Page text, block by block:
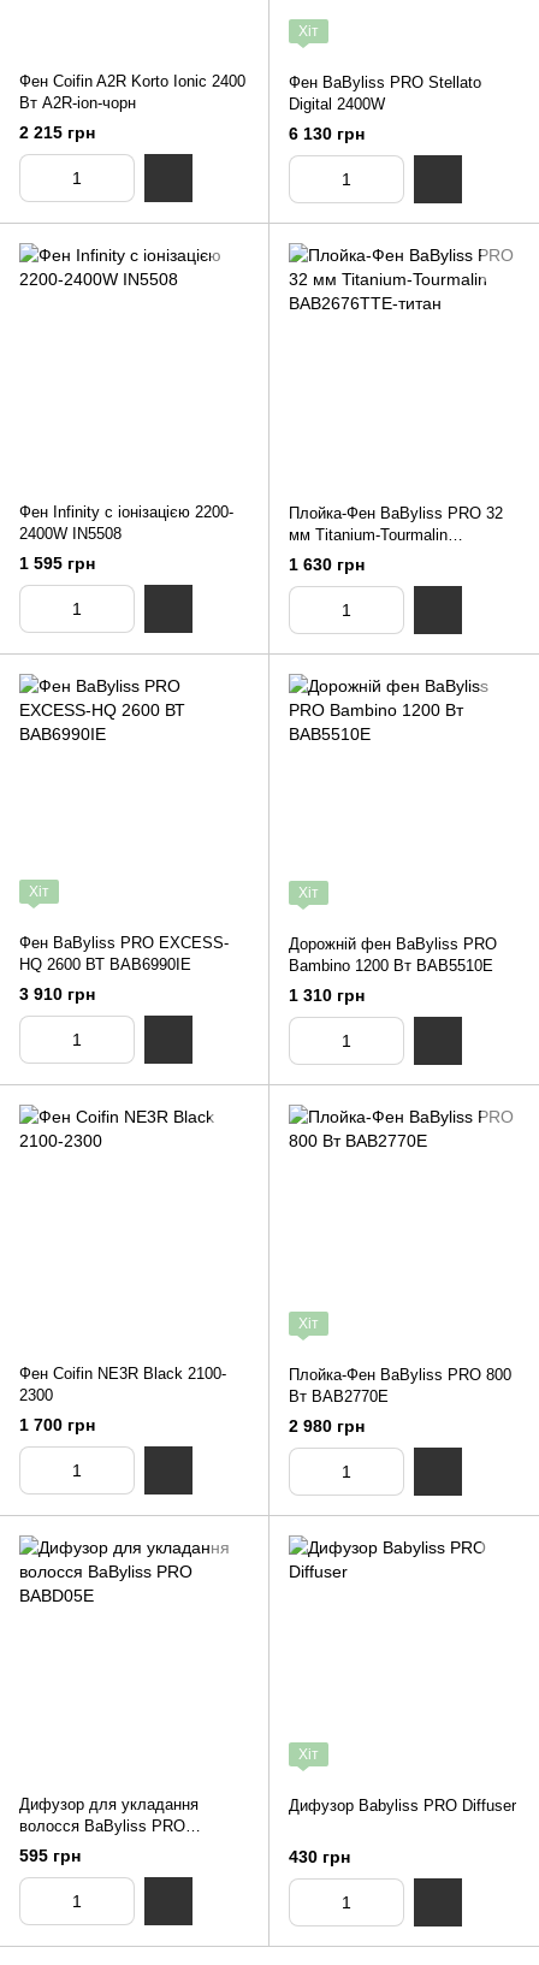
Фен Coifin A2R Korto Ionic 2400
Вт A2R-ion-чорн
2 215 грн
Хіт
Фен BaByliss PRO Stellato
Digital 2400W
6 130 грн
Фен Infinity c іонізацією 2200-
2400W IN5508
1 595 грн
Плойка-Фен BaByliss PRO 32
мм Titanium-Tourmalin
BAB2676TTE-титан
1 630 грн
Хіт
Фен BaByliss PRO EXCESS-
HQ 2600 ВТ BAB6990IE
3 910 грн
Хіт
Дорожній фен BaByliss PRO
Bambino 1200 Вт BAB5510E
1 310 грн
Фен Coifin NE3R Black 2100-
2300
1 700 грн
Хіт
Плойка-Фен BaByliss PRO 800
Вт BAB2770E
2 980 грн
Дифузор для укладання
волосся BaByliss PRO
BABD05E
595 грн
Хіт
Дифузор Babyliss PRO Diffuser
430 грн